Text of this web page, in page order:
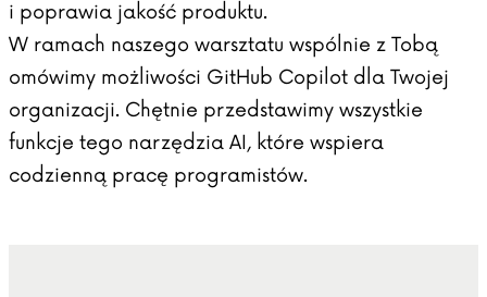
i poprawia jakość produktu.
W ramach naszego warsztatu wspólnie z Tobą
omówimy możliwości GitHub Copilot dla Twojej
organizacji. Chętnie przedstawimy wszystkie
funkcje tego narzędzia AI, które wspiera
codzienną pracę programistów.